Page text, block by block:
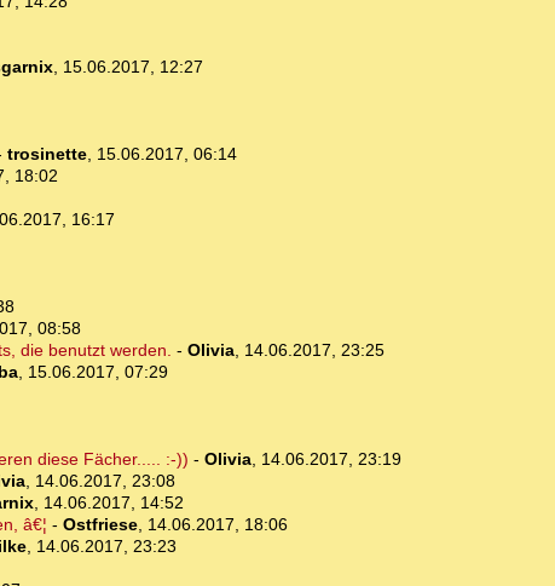
, 15.06.2017, 12:27
trosinette, 15.06.2017, 06:14
18:02
16:17
08:58
die benutzt werden. - Olivia, 14.06.2017, 23:25
, 15.06.2017, 07:29
diese Fächer..... :-)) - Olivia, 14.06.2017, 23:19
, 14.06.2017, 23:08
, 14.06.2017, 14:52
â€¦ - Ostfriese, 14.06.2017, 18:06
, 14.06.2017, 23:23